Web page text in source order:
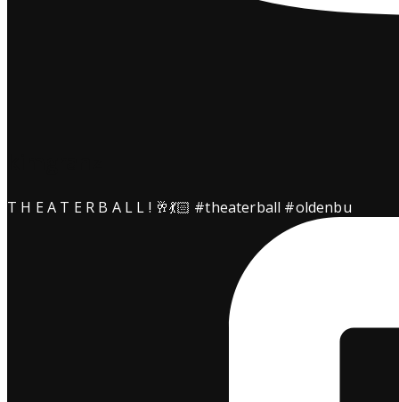
T H E A T E R B A L L ! 🥂💃🏻 #theaterball #oldenbu